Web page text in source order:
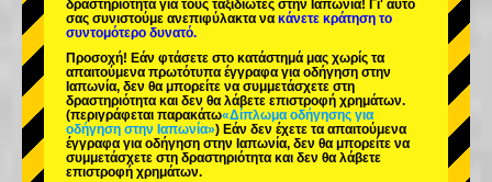
Τόκιο Ασακούσα Οσάκα
δραστηριότητα για τους ταξιδιώτες στην Ιαπωνία! Γι' αυτό
σας συνιστούμε ανεπιφύλακτα να κάνετε κράτηση το
συντομότερο δυνατό.
Προσοχή! Εάν φτάσετε στο κατάστημά μας χωρίς τα
απαιτούμενα πρωτότυπα έγγραφα για οδήγηση στην
Ιαπωνία, δεν θα μπορείτε να συμμετάσχετε στη
δραστηριότητα και δεν θα λάβετε επιστροφή χρημάτων.
(περιγράφεται παρακάτω«Δίπλωμα οδήγησης για
οδήγηση στην Ιαπωνία») Εάν δεν έχετε τα απαιτούμενα
έγγραφα για οδήγηση στην Ιαπωνία, δεν θα μπορείτε να
συμμετάσχετε στη δραστηριότητα και δεν θα λάβετε
επιστροφή χρημάτων.